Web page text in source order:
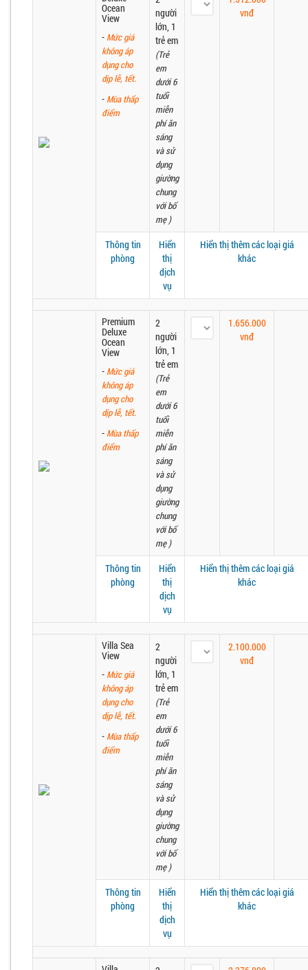
Ocean
View
- Mức giá
không áp
dụng cho
dịp lễ, tết.
- Mùa thấp
điểm
người
lớn, 1
trẻ em
(Trẻ
em
dưới 6
tuổi
miễn
phí ăn
sáng
và sử
dụng
giường
chung
với bố
mẹ )
vnđ
Thông tin
phòng
Hiển
thị
dịch
vụ
Hiển thị thêm các loại giá
khác
Premium
Deluxe
Ocean
View
- Mức giá
không áp
dụng cho
dịp lễ, tết.
- Mùa thấp
điểm
2
người
lớn, 1
trẻ em
(Trẻ
em
dưới 6
tuổi
miễn
phí ăn
sáng
và sử
dụng
giường
chung
với bố
mẹ )
1.656.000
vnđ
Thông tin
phòng
Hiển
thị
dịch
vụ
Hiển thị thêm các loại giá
khác
Villa Sea
View
- Mức giá
không áp
dụng cho
dịp lễ, tết.
- Mùa thấp
điểm
2
người
lớn, 1
trẻ em
(Trẻ
em
dưới 6
tuổi
miễn
phí ăn
sáng
và sử
dụng
giường
chung
với bố
mẹ )
2.100.000
vnđ
Thông tin
phòng
Hiển
thị
dịch
vụ
Hiển thị thêm các loại giá
khác